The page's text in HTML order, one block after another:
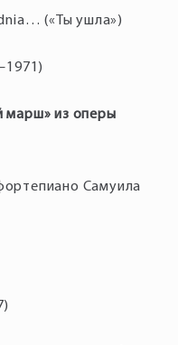
(«Ты ушла»)
марш» из оперы
Самуила